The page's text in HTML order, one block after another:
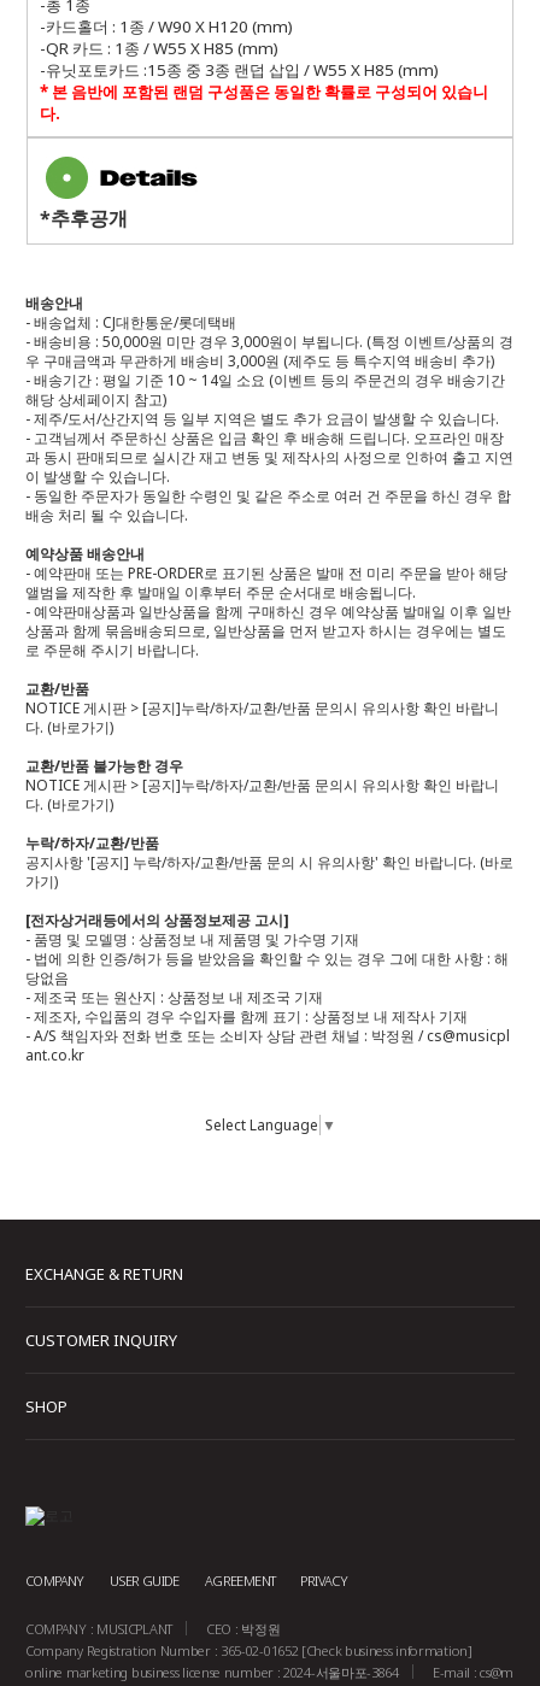
-총 1 종
-카드홀더 : 1 종 / W90 X H120 (mm)
-QR 카드 : 1 종 / W55 X H85 (mm)
-유닛포토카드 :15종 중 3종 랜덥 삽입 / W55 X H85 (mm)
* 본 음반에 포함된 랜덤 구성품은 동일한 확률로 구성되어 있습니
다.
*추후공개
배송안내
- 배송업체 : CJ대한통운/롯데택배
- 배송비용 : 50,000원 미만 경우 3,000원이 부됩니다. (특정 이벤트/상품의 경
우 구매금액과 무관하게 배송비 3,000원 (제주도 등 특수지역 배송비 추가)
- 배송기간 : 평일 기준 10 ~ 14일 소요 (이벤트 등의 주문건의 경우 배송기간
해당 상세페이지 참고)
- 제주/도서/산간지역 등 일부 지역은 별도 추가 요금이 발생할 수 있습니다.
- 고객님께서 주문하신 상품은 입금 확인 후 배송해 드립니다. 오프라인 매장
과 동시 판매되므로 실시간 재고 변동 및 제작사의 사정으로 인하여 출고 지연
이 발생할 수 있습니다.
- 동일한 주문자가 동일한 수령인 및 같은 주소로 여러 건 주문을 하신 경우 합
배송 처리 될 수 있습니다.
예약상품 배송안내
- 예약판매 또는 PRE-ORDER로 표기된 상품은 발매 전 미리 주문을 받아 해당
앨범을 제작한 후 발매일 이후부터 주문 순서대로 배송됩니다.
- 예약판매상품과 일반상품을 함께 구매하신 경우 예약상품 발매일 이후 일반
상품과 함께 묶음배송되므로, 일반상품을 먼저 받고자 하시는 경우에는 별도
로 주문해 주시기 바랍니다.
교환/반품
NOTICE 게시판 > [공지]누락/하자/교환/반품 문의시 유의사항 확인 바랍니
다. (바로가기)
교환/반품 불가능한 경우
NOTICE 게시판 > [공지]누락/하자/교환/반품 문의시 유의사항 확인 바랍니
다. (바로가기)
누락/하자/교환/반품
공지사항 '[공지] 누락/하자/교환/반품 문의 시 유의사항' 확인 바랍니다. (바로
가기)
[전자상거래등에서의 상품정보제공 고시]
- 품명 및 모델명 : 상품정보 내 제품명 및 가수명 기재
- 법에 의한 인증/허가 등을 받았음을 확인할 수 있는 경우 그에 대한 사항 : 해
당없음
- 제조국 또는 원산지 : 상품정보 내 제조국 기재
- 제조자, 수입품의 경우 수입자를 함께 표기 : 상품정보 내 제작사 기재
- A/S 책임자와 전화 번호 또는 소비자 상담 관련 채널 : 박정원 / cs@musicpl
ant.co.kr
Select Language ▼
EXCHANGE & RETURN
CUSTOMER INQUIRY
SHOP
COMPANY USER GUIDE AGREEMENT PRIVACY
COMPANY : MUSICPLANT
CEO : 박정원
Company Registration Number : 365-02-01652 [Check business information]
online marketing business license number : 2024-서울마포-3864
E-mail :cs@m